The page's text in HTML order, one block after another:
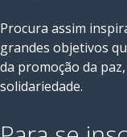
Procura assim
grandes objetivos
da promoção da
solidariedade.